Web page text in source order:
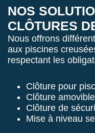
NOS
CLÔTURES
Nous offrons
aux piscines
respectant les
Clôture pour
Clôture
Clôture de
Mise à niveau